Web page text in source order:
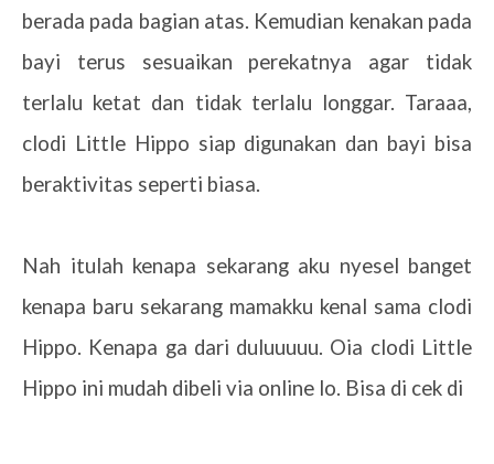
berada pada bagian atas. Kemudian kenakan pada
bayi terus sesuaikan perekatnya agar tidak
terlalu ketat dan tidak terlalu longgar. Taraaa,
clodi Little Hippo siap digunakan dan bayi bisa
beraktivitas seperti biasa.
Nah itulah kenapa sekarang aku nyesel banget
kenapa baru sekarang mamakku kenal sama clodi
Hippo. Kenapa ga dari duluuuuu. Oia clodi Little
Hippo ini mudah dibeli via online lo. Bisa di cek di